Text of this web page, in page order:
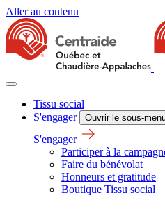
Aller au contenu
Tissu social
S'engager
Ouvrir le sous-
S'engager
Participer à la
Faire du bénévolat
Honneurs et gratitude
Boutique Tissu social